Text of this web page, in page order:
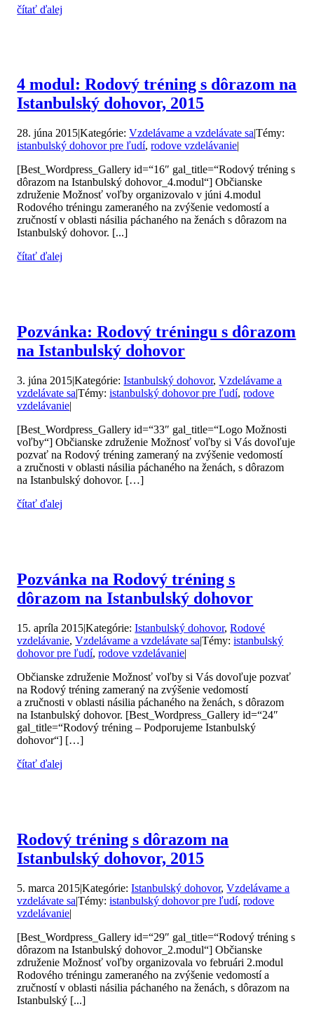
čítať ďalej
4 modul: Rodový tréning s dôrazom na
Istanbulský dohovor, 2015
28. júna 2015|Kategórie:Vzdelávame a vzdelávate sa|Témy:
istanbulský dohovor pre ľudí,rodove vzdelávanie|
[Best_Wordpress_Gallery id=“16″ gal_title=“Rodový tréning s
dôrazom na Istanbulský dohovor_4.modul“] Občianske
združenie Možnosť voľby organizovalo v júni 4.modul
Rodového tréningu zameraného na zvýšenie vedomostí a
zručností v oblasti násilia páchaného na ženách s dôrazom na
Istanbulský dohovor. [...]
čítať ďalej
Pozvánka: Rodový tréningu s dôrazom
na Istanbulský dohovor
3. júna 2015|Kategórie:Istanbulský dohovor,Vzdelávame a
vzdelávate sa|Témy:istanbulský dohovor pre ľudí,rodove
vzdelávanie|
[Best_Wordpress_Gallery id=“33″ gal_title=“Logo Možnosti
voľby“] Občianske združenie Možnosť voľby si Vás dovoľuje
pozvať na Rodový tréning zameraný na zvýšenie vedomostí
a zručnosti v oblasti násilia páchaného na ženách, s dôrazom
na Istanbulský dohovor. […]
čítať ďalej
Pozvánka na Rodový tréning s
dôrazom na Istanbulský dohovor
15. apríla 2015|Kategórie:Istanbulský dohovor,Rodové
vzdelávanie,Vzdelávame a vzdelávate sa|Témy:istanbulský
dohovor pre ľudí,rodove vzdelávanie|
Občianske združenie Možnosť voľby si Vás dovoľuje pozvať
na Rodový tréning zameraný na zvýšenie vedomostí
a zručnosti v oblasti násilia páchaného na ženách, s dôrazom
na Istanbulský dohovor. [Best_Wordpress_Gallery id=“24″
gal_title=“Rodový tréning – Podporujeme Istanbulský
dohovor“] […]
čítať ďalej
Rodový tréning s dôrazom na
Istanbulský dohovor, 2015
5. marca 2015|Kategórie:Istanbulský dohovor,Vzdelávame a
vzdelávate sa|Témy:istanbulský dohovor pre ľudí,rodove
vzdelávanie|
[Best_Wordpress_Gallery id=“29″ gal_title=“Rodový tréning s
dôrazom na Istanbulský dohovor_2.modul“] Občianske
združenie Možnosť voľby organizovala vo februári 2.modul
Rodového tréningu zameraného na zvýšenie vedomostí a
zručností v oblasti násilia páchaného na ženách, s dôrazom na
Istanbulský [...]